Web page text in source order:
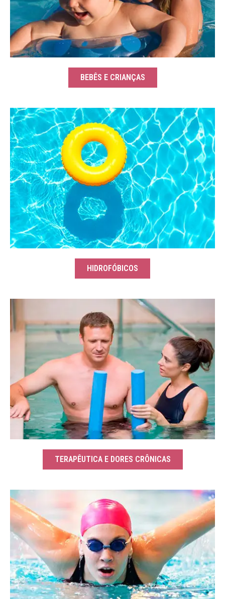
BEBÊS E CRIANÇAS
HIDROFÓBICOS
TERAPÊUTICA E DORES CRÔNICAS